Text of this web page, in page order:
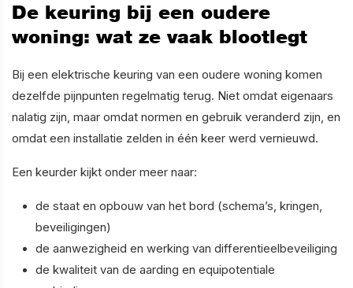
De keuring bij een oudere
woning: wat ze vaak blootlegt
Bij een elektrische keuring van een oudere woning komen
dezelfde pijnpunten regelmatig terug. Niet omdat eigenaars
nalatig zijn, maar omdat normen en gebruik veranderd zijn, en
omdat een installatie zelden in één keer werd vernieuwd.
Een keurder kijkt onder meer naar:
de staat en opbouw van het bord (schema’s, kringen,
beveiligingen)
de aanwezigheid en werking van differentieelbeveiliging
de kwaliteit van de aarding en equipotentiale